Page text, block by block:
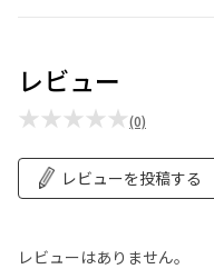
レビュー
★★★★★(0)
レビューを投稿する
レビューはありません。